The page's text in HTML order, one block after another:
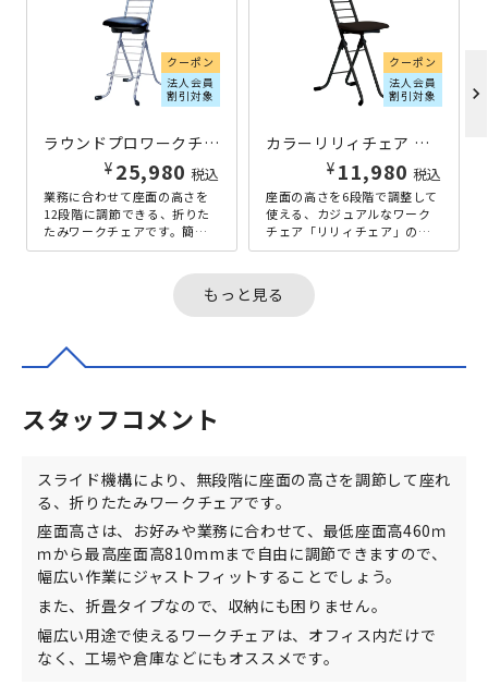
クーポン
法人会員
割引対象
ラウンドプロワークチェア W420×D590×H930 シルバー
¥ 25,980 税込
業務に合わせて座面の高さを
12段階に調節できる、折りた
たみワークチェアです。簡単
に座面を着脱して高さを変え
クーポン
法人会員
割引対象
カラーリリィチェア W350×D480×H790 ブラック
¥ 11,980 税込
座面の高さを6段階で調整して
使える、カジュアルなワーク
チェア「リリィチェア」のク
ッション座面タイプ。作業や
ることで...
chevron_right
もっと見る
スタッフコメント
スライド機構により、無段階に座面の高さを調節して座れ
る、折りたたみワークチェアです。
座面高さは、お好みや業務に合わせて、最低座面高460ｍ
ｍから最高座面高810mmまで自由に調節できますので、
幅広い作業にジャストフィットすることでしょう。
また、折畳タイプなので、収納にも困りません。
幅広い用途で使えるワークチェアは、オフィス内だけで
なく、工場や倉庫などにもオススメです。